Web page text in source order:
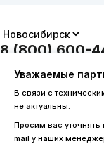
Уважаемые
В связи с
не актуальны.
Просим вас
mail у наших
8 (800) 600-
О компании
Каталог